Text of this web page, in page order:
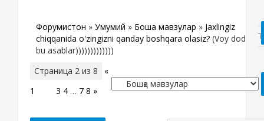
Форумистон » Умумий » Бошқа мавзулар » Jaxlingiz
chiqqanida o'zingizni qanday boshqara olasiz? (Voy dod
bu asablar)))))))))))))
Страница 2 из 8
«
1
3 4 … 7 8 »